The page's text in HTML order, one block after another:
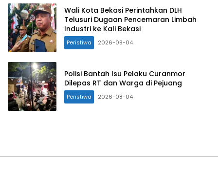
Wali Kota Bekasi Perintahkan DLH
Telusuri Dugaan Pencemaran Limbah
Industri ke Kali Bekasi
Peristiwa 2026-08-04
Polisi Bantah Isu Pelaku Curanmor
Dilepas RT dan Warga di Pejuang
Peristiwa 2026-08-04